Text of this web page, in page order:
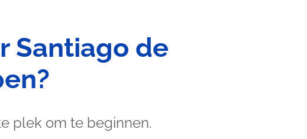
Santiago de
plek om te beginnen.